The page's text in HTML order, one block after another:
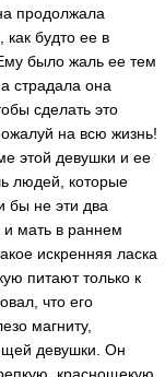
продолжала
как будто ее в
было жаль ее тем
страдала она
сделать это
на всю жизнь!
этой девушки и ее
людей, которые
бы не эти два
и мать в раннем
искренняя ласка
питают только к
что его
магниту,
девушки. Он